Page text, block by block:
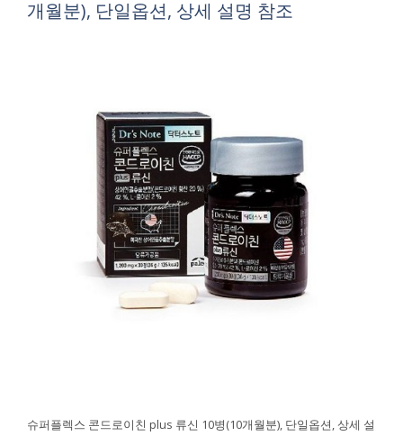
개월분), 단일옵션, 상세 설명 참조
슈퍼플렉스 콘드로이친 plus 류신 10병(10개월분), 단일옵션, 상세 설